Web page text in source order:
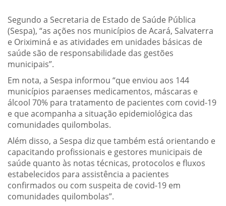
Segundo a Secretaria de Estado de Saúde Pública
(Sespa), “as ações nos municípios de Acará, Salvaterra
e Oriximiná e as atividades em unidades básicas de
saúde são de responsabilidade das gestões
municipais”.
Em nota, a Sespa informou “que enviou aos 144
municípios paraenses medicamentos, máscaras e
álcool 70% para tratamento de pacientes com covid-19
e que acompanha a situação epidemiológica das
comunidades quilombolas.
Além disso, a Sespa diz que também está orientando e
capacitando profissionais e gestores municipais de
saúde quanto às notas técnicas, protocolos e fluxos
estabelecidos para assistência a pacientes
confirmados ou com suspeita de covid-19 em
comunidades quilombolas”.